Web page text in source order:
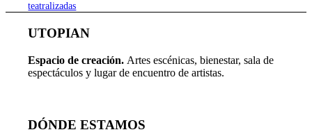
teatralizadas
UTOPIAN
Espacio de creación. Artes escénicas, bienestar, sala de
espectáculos y lugar de encuentro de artistas.
DÓNDE ESTAMOS